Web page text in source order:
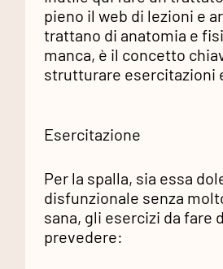
pieno il web di lezioni e
trattano di anatomia e
manca, è il concetto
strutturare esercitazioni
Esercitazione
Per la spalla, sia essa
disfunzionale senza
sana, gli esercizi da fare
prevedere: